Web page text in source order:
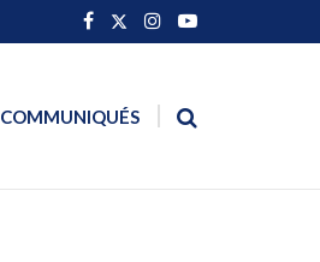
COMMUNIQUÉS